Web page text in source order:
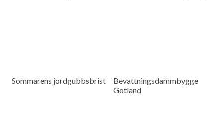
Sommarens jordgubbsbrist
Bevattningsdammbygge
Gotland